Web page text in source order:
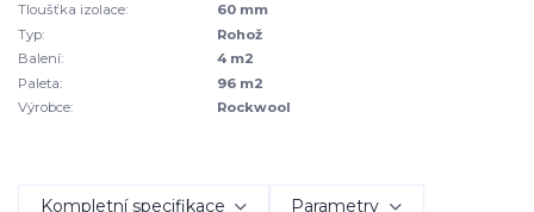
Tloušťka izolace:
60 mm
Typ:
Rohož
Balení:
4 m2
Paleta:
96 m2
Výrobce:
Rockwool
Kompletní specifikace Parametry